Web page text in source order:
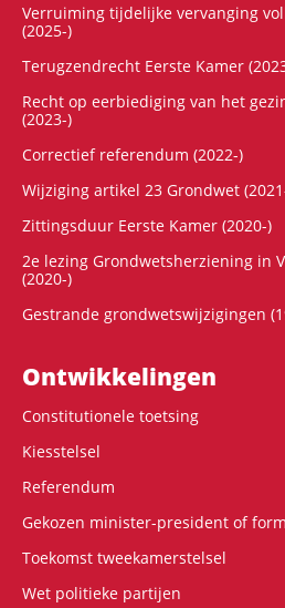
Verruiming tijdelijke vervanging
(2025-)
Terugzendrecht Eerste Kamer
Recht op eerbiediging van het
(2023-)
Correctief referendum (2022-)
Wijziging artikel 23 Grondwet
Zittingsduur Eerste Kamer (2020-)
2e lezing Grondwetsherziening in
(2020-)
Gestrande grondwetswijzigingen
Ontwikke­lingen
Constitutionele toetsing
Kiesstelsel
Referendum
Gekozen minister-president of
Toekomst tweekamerstelsel
Wet politieke partijen